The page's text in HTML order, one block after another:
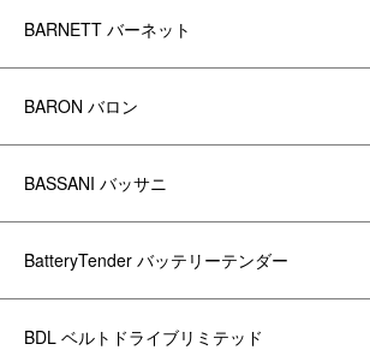
BARNETT バーネット
BARON バロン
BASSANI バッサニ
BatteryTender バッテリーテンダー
BDL ベルトドライブリミテッド